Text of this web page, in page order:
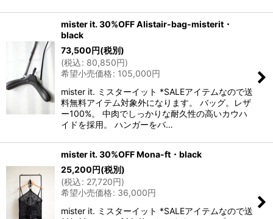
mister it. 30%OFF Alistair-bag-misterit・
black
73,500円(税別)
(税込: 80,850円)
希望小売価格: 105,000円
mister it. ミスターイット *SALEアイテムなので送
料無料アイテム対象外になります。 バッグ。レザ
ー100%。 中肉でしっかりな耐久性の高いカウハ
イドを採用。 ハンガーをバ…
mister it. 30%OFF Mona-ft・black
25,200円(税別)
(税込: 27,720円)
希望小売価格: 36,000円
mister it. ミスターイット *SALEアイテムなので送